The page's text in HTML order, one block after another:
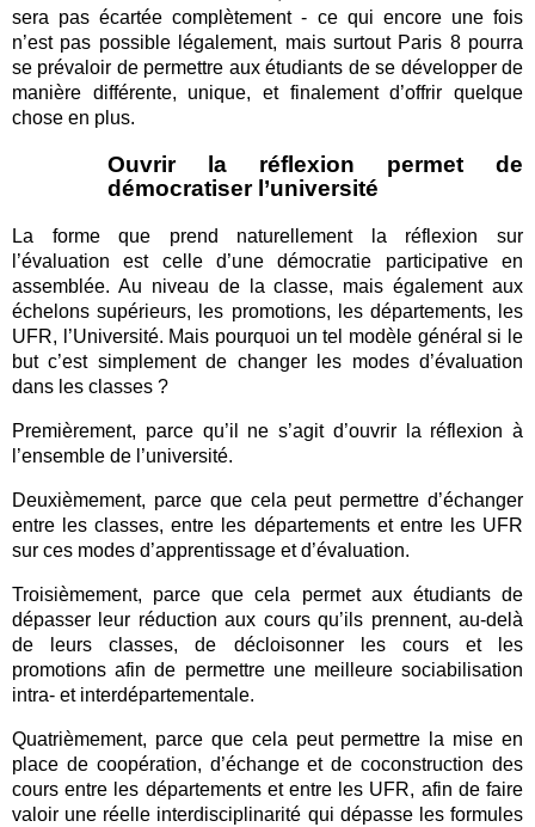
sera pas écartée complètement - ce qui encore une fois
n’est pas possible légalement, mais surtout Paris 8 pourra
se prévaloir de permettre aux étudiants de se développer de
manière différente, unique, et finalement d’offrir quelque
chose en plus.
Ouvrir la réflexion permet de
démocratiser l’université
La forme que prend naturellement la réflexion sur
l’évaluation est celle d’une démocratie participative en
assemblée. Au niveau de la classe, mais également aux
échelons supérieurs, les promotions, les départements, les
UFR, l’Université. Mais pourquoi un tel modèle général si le
but c’est simplement de changer les modes d’évaluation
dans les classes ?
Premièrement, parce qu’il ne s’agit d’ouvrir la réflexion à
l’ensemble de l’université.
Deuxièmement, parce que cela peut permettre d’échanger
entre les classes, entre les départements et entre les UFR
sur ces modes d’apprentissage et d’évaluation.
Troisièmement, parce que cela permet aux étudiants de
dépasser leur réduction aux cours qu’ils prennent, au-delà
de leurs classes, de décloisonner les cours et les
promotions afin de permettre une meilleure sociabilisation
intra- et interdépartementale.
Quatrièmement, parce que cela peut permettre la mise en
place de coopération, d’échange et de coconstruction des
cours entre les départements et entre les UFR, afin de faire
valoir une réelle interdisciplinarité qui dépasse les formules